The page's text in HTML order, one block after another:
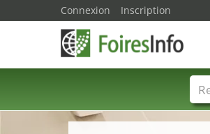
Connexion Inscription